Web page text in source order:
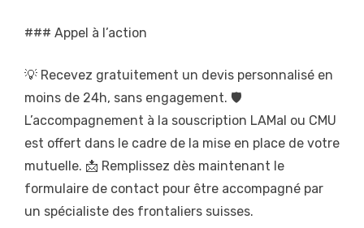
### Appel à l’action
💡 Recevez gratuitement un devis personnalisé en
moins de 24h, sans engagement. 🛡️
L’accompagnement à la souscription LAMal ou CMU
est offert dans le cadre de la mise en place de votre
mutuelle. 📩 Remplissez dès maintenant le
formulaire de contact pour être accompagné par
un spécialiste des frontaliers suisses.